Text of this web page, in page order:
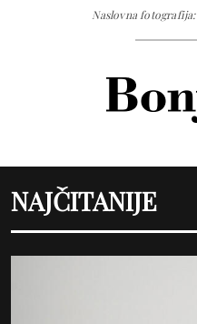
Naslovna fotografija:
NAJČITANIJE